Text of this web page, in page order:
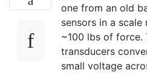
one from an old
sensors in a
~100 lbs of force.
transducers
small voltage